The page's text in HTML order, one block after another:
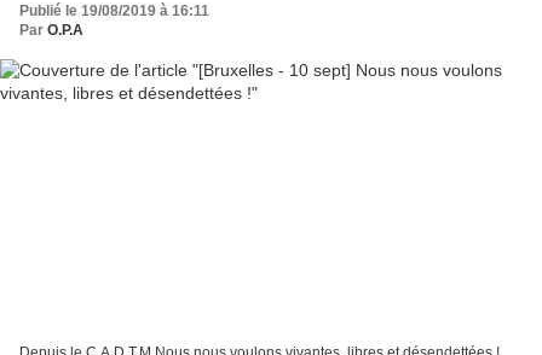
Publié le 19/08/2019 à 16:11
Par O.P.A